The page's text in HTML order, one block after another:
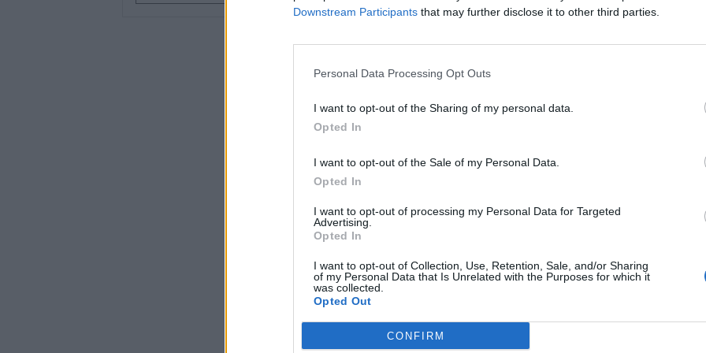
Downstream Participants that may further disclose it to other third parties.
Personal Data Processing Opt Outs
I want to opt-out of the Sharing of my personal data.
Opted In
I want to opt-out of the Sale of my Personal Data.
Opted In
I want to opt-out of processing my Personal Data for Targeted
Advertising.
Opted In
I want to opt-out of Collection, Use, Retention, Sale, and/or Sharing
of my Personal Data that Is Unrelated with the Purposes for which it
was collected.
Opted Out
CONFIRM
4.99
বার্ষিক অর্থ প্রদান করুন 25.99
8.99
বার্ষিক অর্থ প্রদান করুন 59.99